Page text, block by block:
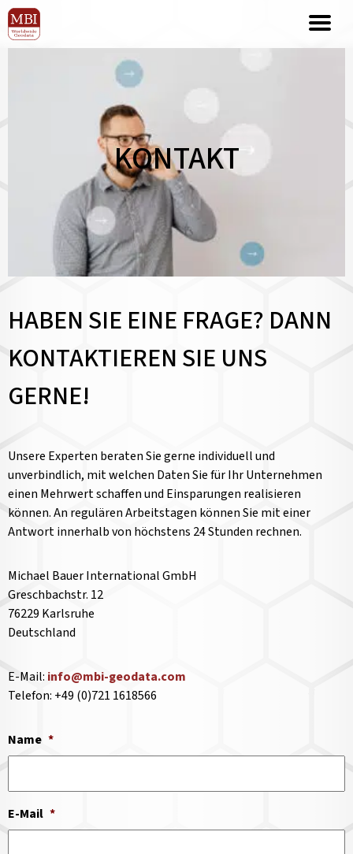
KONTAKT
HABEN SIE EINE FRAGE? DANN
KONTAKTIEREN SIE UNS
GERNE!
Unsere Experten beraten Sie gerne individuell und
unverbindlich, mit welchen Daten Sie für Ihr Unternehmen
einen Mehrwert schaffen und Einsparungen realisieren
können. An regulären Arbeitstagen können Sie mit einer
Antwort innerhalb von höchstens 24 Stunden rechnen.
Michael Bauer International GmbH
Greschbachstr. 12
76229 Karlsruhe
Deutschland
E-Mail: info@mbi-geodata.com
Telefon: +49 (0)721 1618566
Name *
E-Mail *